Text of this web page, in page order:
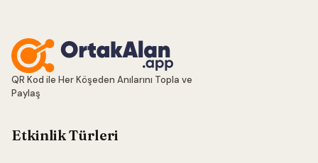
QR Kod ile Her Köşeden Anılarını Topla ve
Paylaş
Etkinlik Türleri